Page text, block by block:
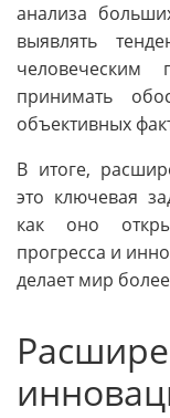
анализа
выявлять
человеческим
принимать
объективных
В итоге,
это ключевая
как оно
прогресса и
делает мир